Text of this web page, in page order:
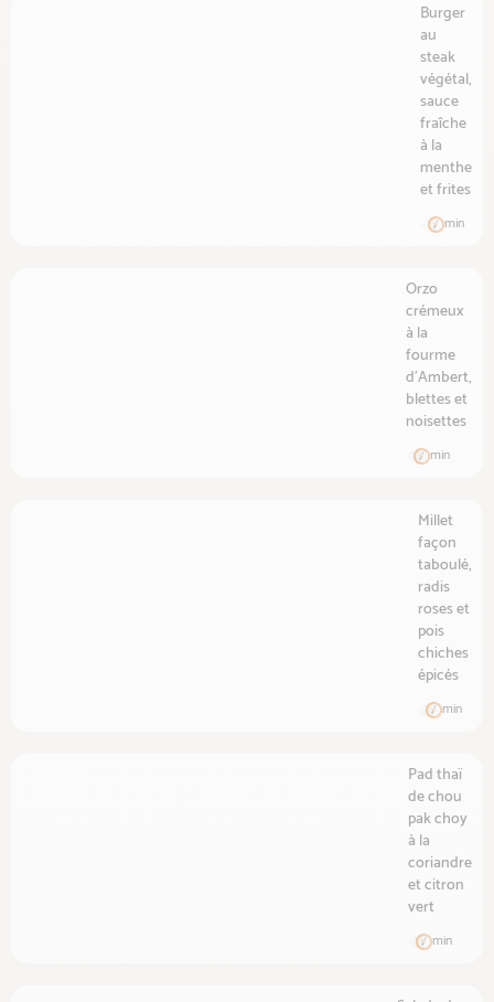
Burger
au
steak
végétal,
sauce
fraîche
à la
menthe
et frites
min
Orzo
crémeux
à la
fourme
d'Ambert,
blettes et
noisettes
min
Millet
façon
taboulé,
radis
roses et
pois
chiches
épicés
min
Pad thaï
de chou
pak choy
à la
coriandre
et citron
vert
min